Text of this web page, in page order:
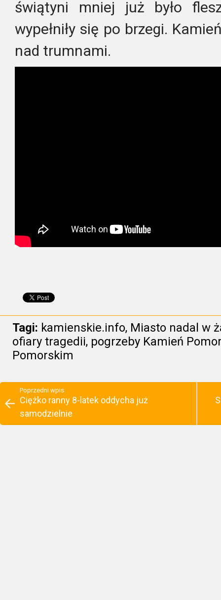
świątyni mniej już było
wypełniły się po brzegi.
nad trumnami.
Tagi: kamienskie.info, Miasto nadal w
ofiary tragedii, pogrzeby Kamień
Pomorskim
Poprzedni wpis
Ciężko ranny 8-latek oddycha już
samodzielnie